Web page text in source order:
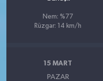
Nem: %77
Rüzgar: 14 km/h
15 MART
PAZAR